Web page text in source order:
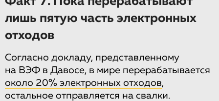
лишь пятую часть электронных
отходов
Согласно докладу, представленному
на ВЭФ в Давосе, в мире перерабатывается
около 20% электронных отходов,
остальное отправляется на свалки.